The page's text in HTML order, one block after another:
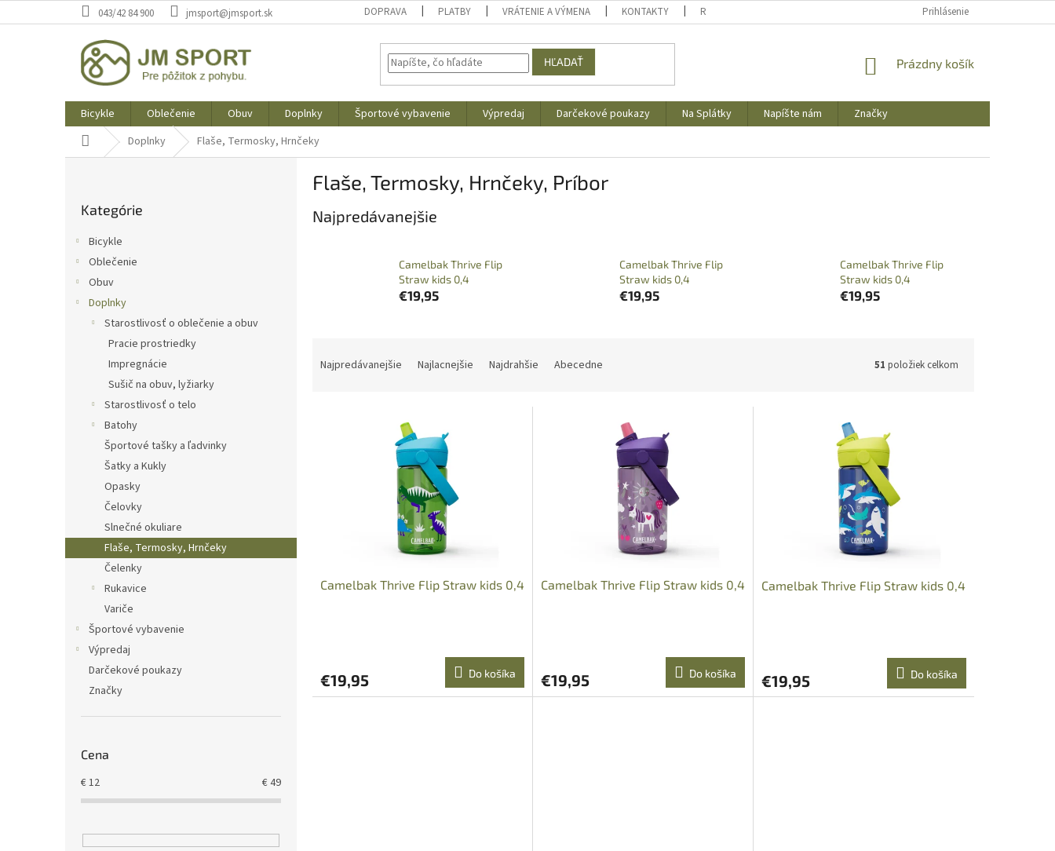
na
043/42 84 900 jmsport@jmsport.sk DOPRAVA PLATBY VRÁTENIE A VÝMENA KONTAKTY REKLAMAČNÝ PORIADOK OBCHODNÉ PODMIENKYPrihlásenie
HĽADAŤ
NÁKUPNÝ
Prázdny košík
Bicykle Oblečenie Obuv Doplnky Športové vybavenie Výpredaj Darčekové poukazy Na Splátky Napíšte nám
Značky
DomovDoplnky Flaše, Termosky, Hrnčeky
kategórie
Kategórie
Bicykle
Oblečenie
Obuv
Doplnky
Starostlivosť o oblečenie a obuv
Pracie prostriedky
Impregnácie
Sušič na obuv, lyžiarky
Starostlivosť o telo
Batohy
Športové tašky a ľadvinky
Šatky a Kukly
Opasky
Čelovky
Slnečné okuliare
Flaše, Termosky, Hrnčeky
Čelenky
Rukavice
Variče
Športové vybavenie
Výpredaj
Darčekové poukazy
Značky
Cena
€12 €49
Flaše, Termosky, Hrnčeky, Príbor
Najpredávanejšie
Camelbak Thrive Flip
Straw kids 0,4
€19,95
Camelbak Thrive Flip
Straw kids 0,4
€19,95
Camelbak Thrive Flip
Straw kids 0,4
€19,95
Najpredávanejšie Najlacnejšie Najdrahšie Abecedne 51 položiek celkom
Camelbak Thrive Flip Straw kids 0,4
€19,95 Do košíka
Camelbak Thrive Flip Straw kids 0,4
€19,95 Do košíka
Camelbak Thrive Flip Straw kids 0,4
€19,95 Do košíka